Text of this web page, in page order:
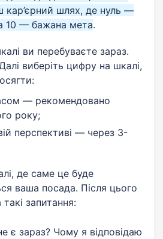
кар’єрний шлях, де нуль —
10 — бажана мета.
ви перебуваєте зараз.
виберіть цифру на шкалі,
— рекомендовано
року;
перспективі — через 3-
де саме це буде
ваша посада. Після цього
такі запитання:
є зараз? Чому я відповідаю